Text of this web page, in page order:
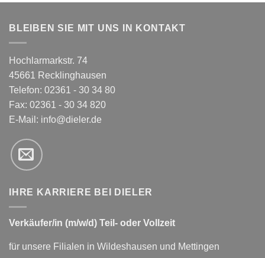
BLEIBEN SIE MIT UNS IN KONTAKT
Hochlarmarkstr. 74
45661 Recklinghausen
Telefon: 02361 - 30 34 80
Fax: 02361 - 30 34 820
E-Mail: info@dieler.de
IHRE KARRIERE BEI DIELER
Verkäufer/in (m/w/d) Teil- oder Vollzeit
für unsere Filialen in Wildeshausen und Mettingen